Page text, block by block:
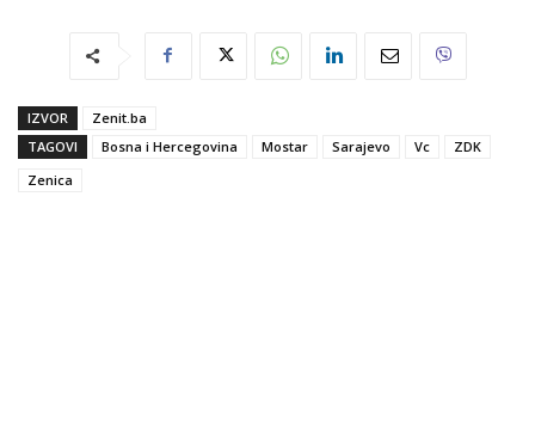
IZVOR
Zenit.ba
TAGOVI
Bosna i Hercegovina Mostar Sarajevo Vc
ZDK
Zenica